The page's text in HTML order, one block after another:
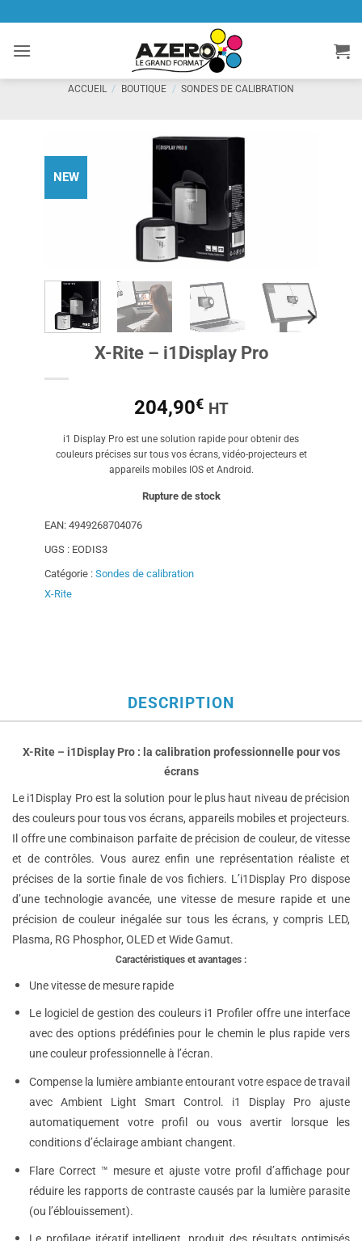
contenu
ACCUEIL / BOUTIQUE / SONDES DE CALIBRATION
NEW
X-Rite – i1Display Pro
204,90€ HT
i1 Display Pro est une solution rapide pour obtenir des
couleurs précises sur tous vos écrans, vidéo-projecteurs et
appareils mobiles IOS et Android.
Rupture de stock
EAN: 4949268704076
UGS : EODIS3
Catégorie : Sondes de calibration
X-Rite
DESCRIPTION
X-Rite – i1Display Pro : la calibration professionnelle pour vos
écrans
Le i1Display Pro est la solution pour le plus haut niveau de précision
des couleurs pour tous vos écrans, appareils mobiles et projecteurs.
Il offre une combinaison parfaite de précision de couleur, de vitesse
et de contrôles. Vous aurez enfin une représentation réaliste et
précises de la sortie finale de vos fichiers. L’i1Display Pro dispose
d’une technologie avancée, une vitesse de mesure rapide et une
précision de couleur inégalée sur tous les écrans, y compris LED,
Plasma, RG Phosphor, OLED et Wide Gamut.
Caractéristiques et avantages :
Une vitesse de mesure rapide
Le logiciel de gestion des couleurs i1 Profiler offre une interface
avec des options prédéfinies pour le chemin le plus rapide vers
une couleur professionnelle à l’écran.
Compense la lumière ambiante entourant votre espace de travail
avec Ambient Light Smart Control. i1 Display Pro ajuste
automatiquement votre profil ou vous avertir lorsque les
conditions d’éclairage ambiant changent.
Flare Correct ™ mesure et ajuste votre profil d’affichage pour
réduire les rapports de contraste causés par la lumière parasite
(ou l’éblouissement).